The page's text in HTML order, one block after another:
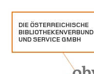
DIE ÖSTERREICHISCHE
BIBLIOTHEKENVERBUND
UND SERVICE GMBH